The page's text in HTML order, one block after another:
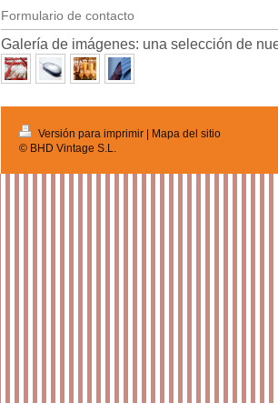
Formulario de contacto
Galería de imágenes: una selección de
Versión para imprimir
Mapa del sitio
© BHD Vintage S.L.